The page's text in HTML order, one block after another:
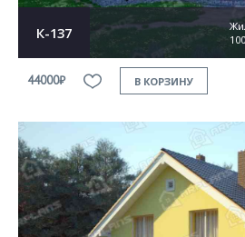
К-137
44000₽ В КОРЗИНУ